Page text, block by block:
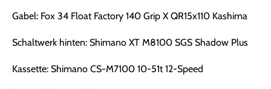
Gabel: Fox 34 Float Factory 140 Grip X QR15x110 Kashima
Schaltwerk hinten: Shimano XT M8100 SGS Shadow Plus
Kassette: Shimano CS-M7100 10-51t 12-Speed